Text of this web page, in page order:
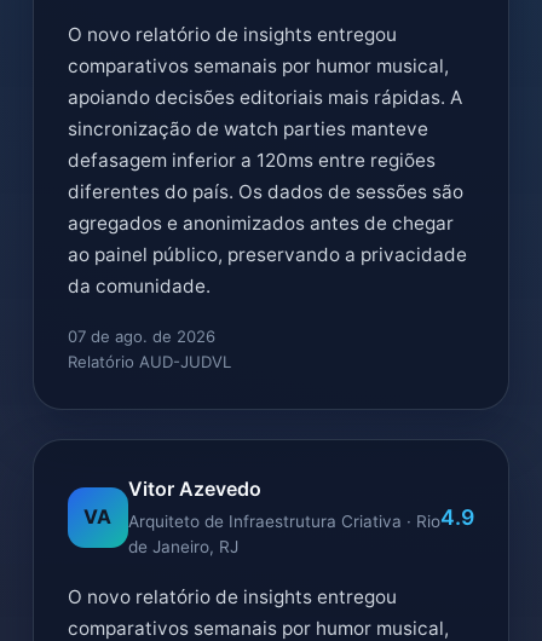
O novo relatório de insights entregou
comparativos semanais por humor musical,
apoiando decisões editoriais mais rápidas. A
sincronização de watch parties manteve
defasagem inferior a 120ms entre regiões
diferentes do país. Os dados de sessões são
agregados e anonimizados antes de chegar
ao painel público, preservando a privacidade
da comunidade.
07 de ago. de 2026
Relatório AUD-JUDVL
VA
Vitor Azevedo
Arquiteto de Infraestrutura Criativa · Rio
de Janeiro, RJ
4.9
O novo relatório de insights entregou
comparativos semanais por humor musical,